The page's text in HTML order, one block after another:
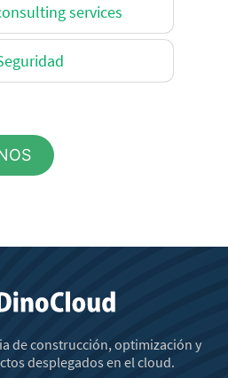
services
de construcción, optimización y
desplegados en el cloud.